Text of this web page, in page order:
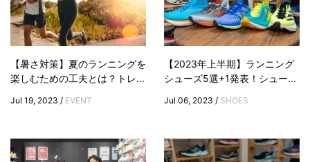
【暑さ対策】夏のランニングを
楽しむための工夫とは？トレ...
Jul 19, 2023 / EVENT
【2023年上半期】ランニング
シューズ5選+1発表！シュー...
Jul 06, 2023 / SHOES